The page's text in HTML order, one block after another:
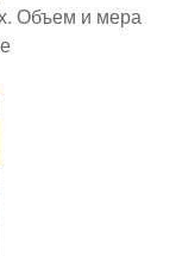
Объем и мера